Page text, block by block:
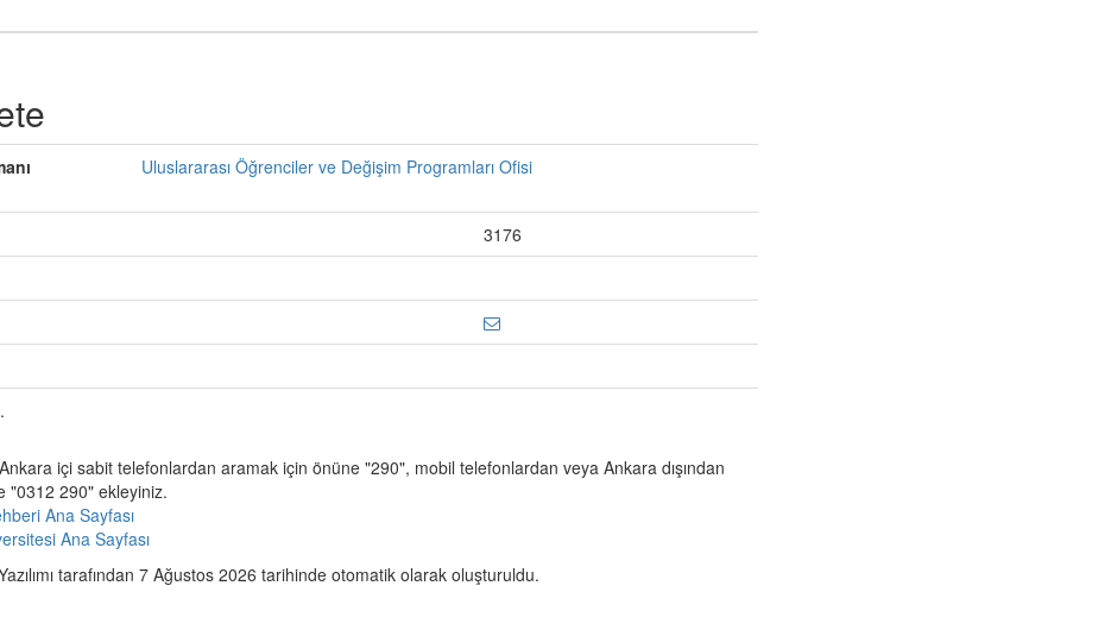
Uluslararası Öğrenciler ve Değişim Programları Ofisi
3176
içi sabit telefonlardan aramak için önüne "290", mobil telefonlardan veya Ankara dışından
"0312 290" ekleyiniz.
Ana Sayfası
Ana Sayfası
tarafından 7 Ağustos 2026 tarihinde otomatik olarak oluşturuldu.